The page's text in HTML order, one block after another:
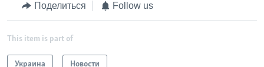
Поделиться Follow us
This item is part of
Украина Новости